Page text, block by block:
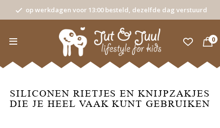
op werkdagen voor 13:00 besteld, dezelfde dag verstuurd
0
SILICONEN RIETJES EN KNIJPZAKJES
DIE JE HEEL VAAK KUNT GEBRUIKEN